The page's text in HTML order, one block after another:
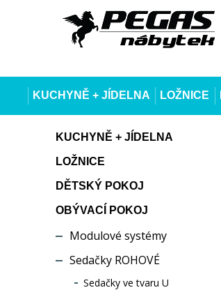
KUCHYNĚ + JÍDELNA LOŽNICE
KUCHYNĚ + JÍDELNA
LOŽNICE
DĚTSKÝ POKOJ
OBÝVACÍ POKOJ
Modulové systémy
Sedačky ROHOVÉ
Sedačky ve tvaru U